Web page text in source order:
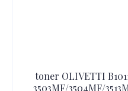
toner OLIVETTI
3503MF/3504MF/